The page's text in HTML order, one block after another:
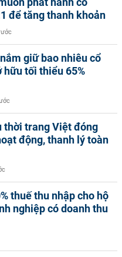
để tăng thanh khoản
giữ bao nhiêu cổ
hữu tối thiểu 65%
thời trang Việt đóng
động, thanh lý toàn
thuế thu nhập cho hộ
nghiệp có doanh thu